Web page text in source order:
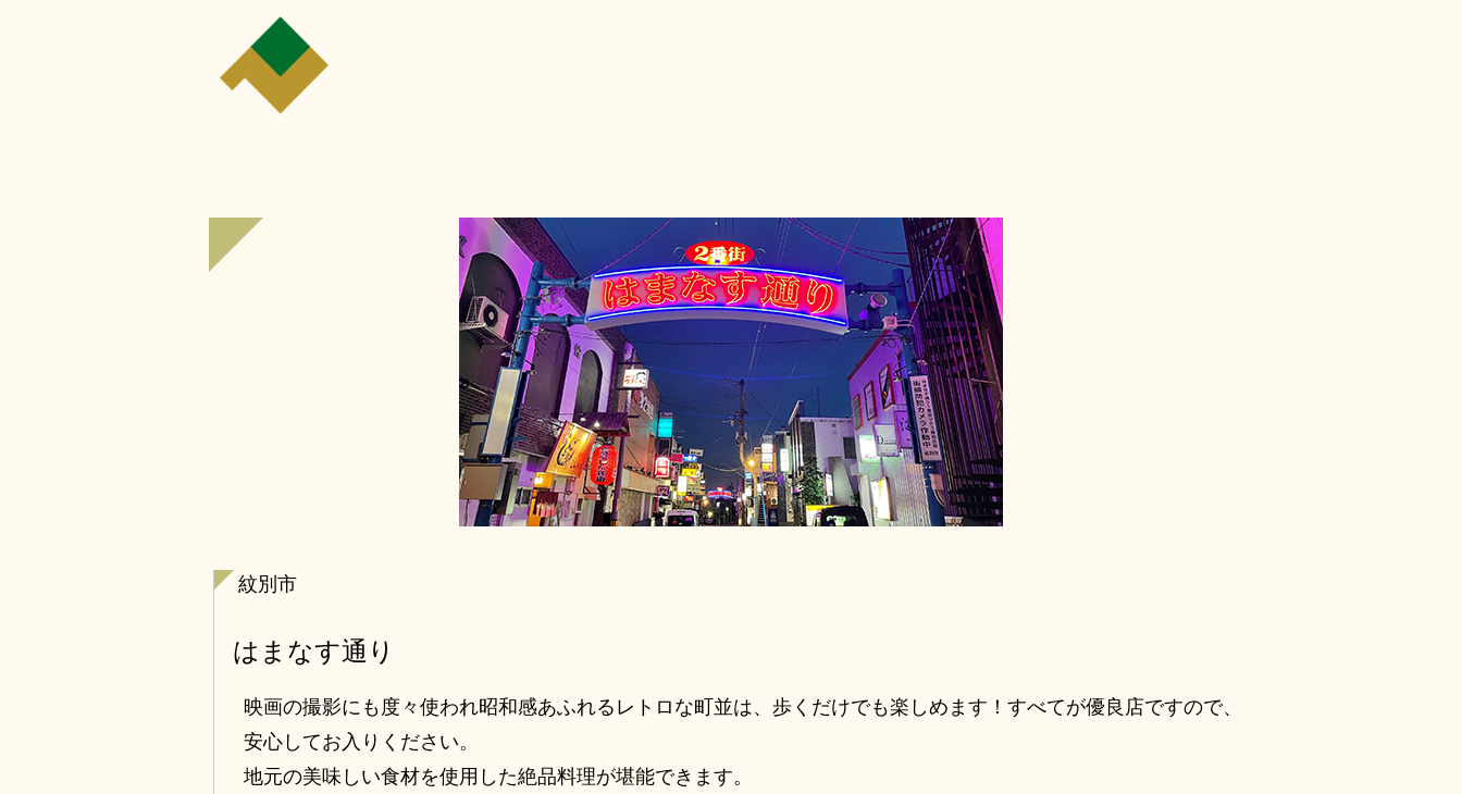
紋別市
はまなす通り
映画の撮影にも度々使われ昭和感あふれるレトロな町並は、歩くだけでも楽しめます！すべてが優良店ですので、
安心してお入りください。
地元の美味しい食材を使用した絶品料理が堪能できます。